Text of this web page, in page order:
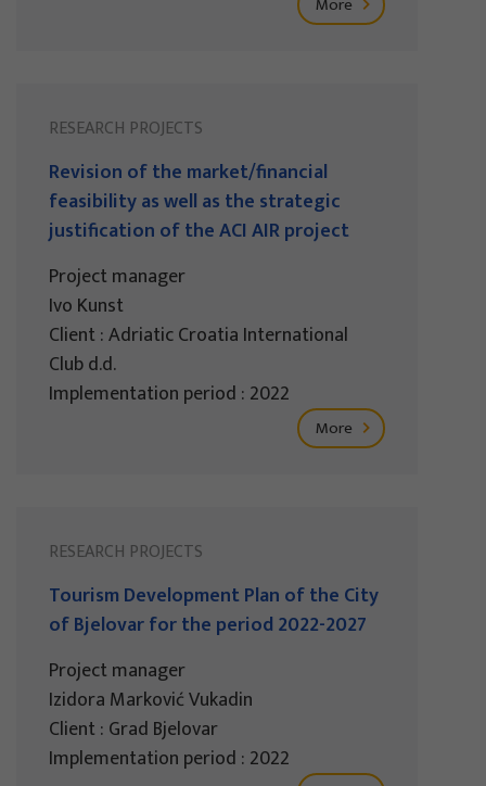
RESEARCH PROJECTS
Revision of the market/financial
feasibility as well as the strategic
justification of the ACI AIR project
Project manager
Ivo Kunst
Client : Adriatic Croatia International
Club d.d.
Implementation period : 2022
More
RESEARCH PROJECTS
Tourism Development Plan of the City
of Bjelovar for the period 2022-2027
Project manager
Izidora Marković Vukadin
Client : Grad Bjelovar
Implementation period : 2022